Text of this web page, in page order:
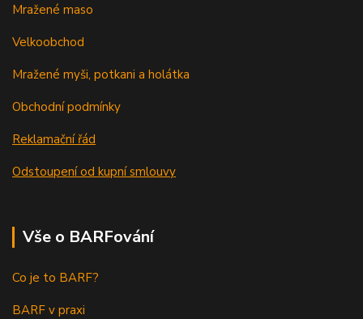
Mražené maso
Velkoobchod
Mražené myši, potkani a holátka
Obchodní podmínky
Reklamační řád
Odstoupení od kupní smlouvy
Vše o BARFování
Co je to BARF?
BARF v praxi